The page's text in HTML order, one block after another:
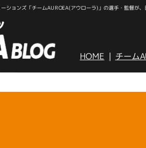
ションズ「チームAUROEA(アウローラ)」の選手・監督が、
HOME チーム